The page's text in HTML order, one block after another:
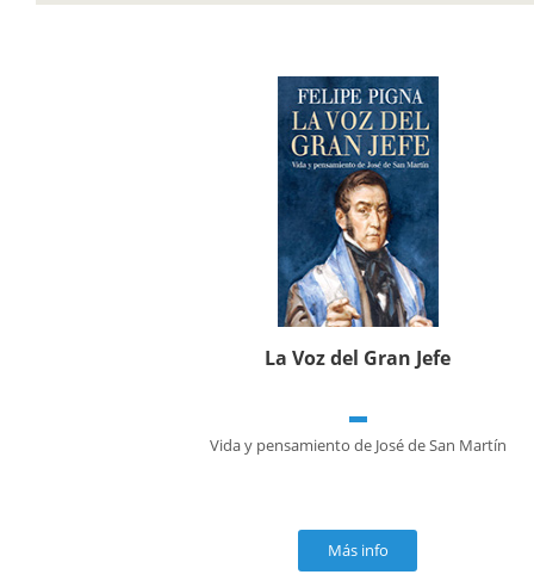
La Voz del Gran Jefe
Vida y pensamiento de José de San Martín
Más info